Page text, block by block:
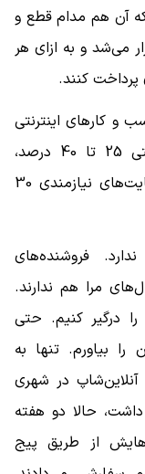
آن هم مدام قطع و
می‌شد و به ازای هر
پرداخت کنند.
و کارهای اینترنتی
به ایلنا، میزان فروش تاکسی‌های اینترنتی 25 تا 40 درصد،
پلتفرم‌های گردشگری 60 تا70 درصد و سایت‌های نیازمندی 30
فروشنده‌های
مرا هم ندارند.
درگیر کنیم. حتی
بیاورم. تنها به
در شهری
حالا دو هفته
از طریق پیج